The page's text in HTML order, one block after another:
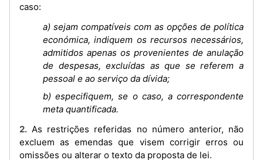
caso:
a) sejam compatíveis com as opções de política
económica, indiquem os recursos necessários,
admitidos apenas os provenientes de anulação
de despesas, excluídas as que se referem a
pessoal e ao serviço da dívida;
b) especifiquem, se o caso, a correspondente
meta quantificada.
2. As restrições referidas no número anterior, não
excluem as emendas que visem corrigir erros ou
omissões ou alterar o texto da proposta de lei.